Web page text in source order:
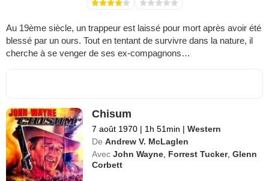
Au 19ème siècle, un trappeur est laissé pour mort après avoir été
blessé par un ours. Tout en tentant de survivre dans la nature, il
cherche à se venger de ses ex-compagnons…
Chisum
7 août 1970 | 1h 51min | Western
De Andrew V. McLaglen
Avec John Wayne Forrest Tucker,Glenn
Corbett